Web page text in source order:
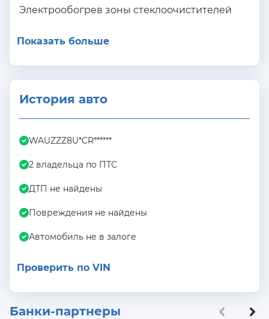
Электрообогрев зоны стеклоочистителей
Показать больше
История авто
WAUZZZ8U*CR******
2 владельца по ПТС
ДТП не найдены
Повреждения не найдены
Автомобиль не в залоге
Проверить по VIN
Банки-партнеры